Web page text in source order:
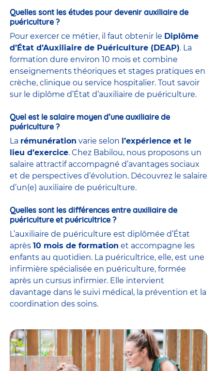
Quelles sont les études pour devenir auxiliaire de
puériculture ?
Pour exercer ce métier, il faut obtenir le Diplôme
d’État d’Auxiliaire de Puériculture (DEAP). La
formation dure environ 10 mois et combine
enseignements théoriques et stages pratiques en
crèche, clinique ou service hospitalier. Tout savoir
sur le diplôme d’État d’auxiliaire de puériculture.
Quel est le salaire moyen d’une auxiliaire de
puériculture ?
La rémunération varie selon l’expérience et le
lieu d’exercice. Chez Babilou, nous proposons un
salaire attractif accompagné d’avantages sociaux
et de perspectives d’évolution. Découvrez le salaire
d’un(e) auxiliaire de puériculture.
Quelles sont les différences entre auxiliaire de
puériculture et puéricultrice ?
L’auxiliaire de puériculture est diplômée d’État
après 10 mois de formation et accompagne les
enfants au quotidien. La puéricultrice, elle, est une
infirmière spécialisée en puériculture, formée
après un cursus infirmier. Elle intervient
davantage dans le suivi médical, la prévention et la
coordination des soins.